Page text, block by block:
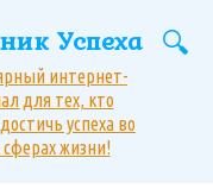
Успеха
интернет-
для тех, кто
успеха во
сферах жизни!